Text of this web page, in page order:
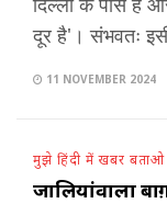
दूर है'। संभवतः
11 NOVEMBER 2024
मुझे हिंदी में खबर बताओ
जालियांवाला